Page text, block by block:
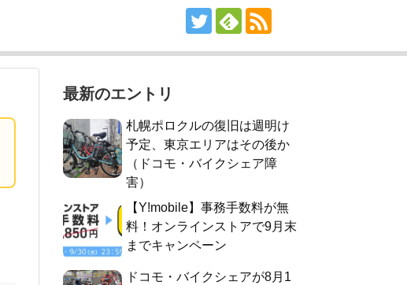
最新のエントリ
札幌ポロクルの復旧は週明け
予定、東京エリアはその後か
（ドコモ・バイクシェア障
害）
【Y!mobile】事務手数料が無
料！オンラインストアで9月末
までキャンペーン
ドコモ・バイクシェアが8月1